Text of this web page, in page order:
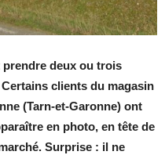
deux ou trois
clients du magasin
(Tarn-et-Garonne) ont
en photo, en tête de
Surprise : il ne